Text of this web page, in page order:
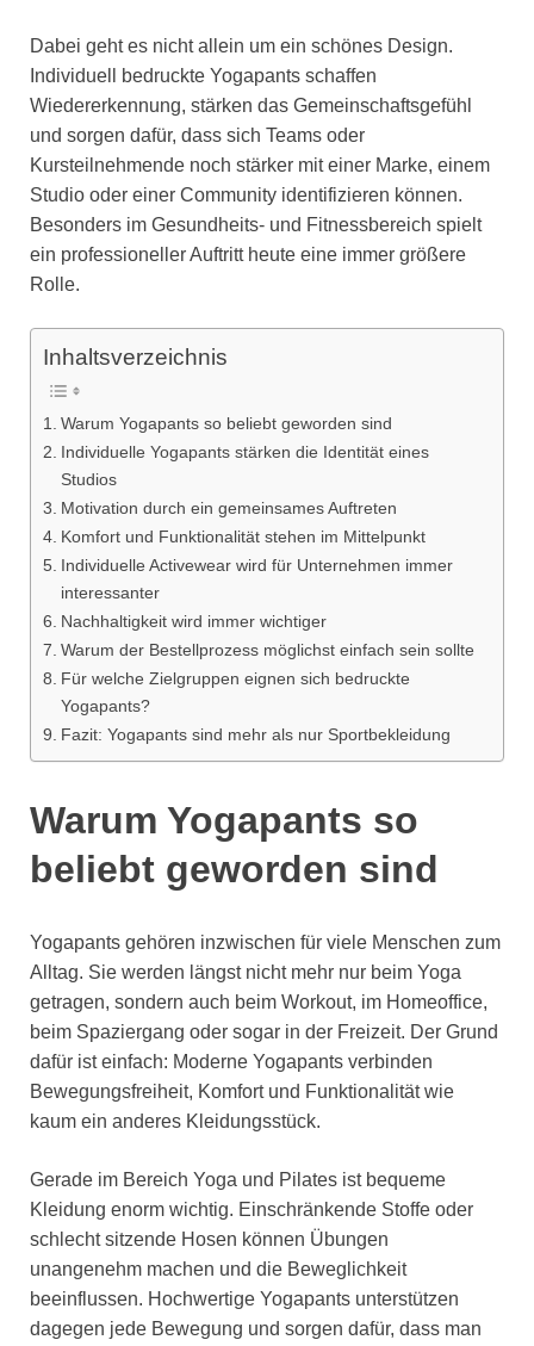
Dabei geht es nicht allein um ein schönes Design.
Individuell bedruckte Yogapants schaffen
Wiedererkennung, stärken das Gemeinschaftsgefühl
und sorgen dafür, dass sich Teams oder
Kursteilnehmende noch stärker mit einer Marke, einem
Studio oder einer Community identifizieren können.
Besonders im Gesundheits- und Fitnessbereich spielt
ein professioneller Auftritt heute eine immer größere
Rolle.
Inhaltsverzeichnis
Warum Yogapants so beliebt geworden sind
Individuelle Yogapants stärken die Identität eines
Studios
Motivation durch ein gemeinsames Auftreten
Komfort und Funktionalität stehen im Mittelpunkt
Individuelle Activewear wird für Unternehmen immer
interessanter
Nachhaltigkeit wird immer wichtiger
Warum der Bestellprozess möglichst einfach sein sollte
Für welche Zielgruppen eignen sich bedruckte
Yogapants?
Fazit: Yogapants sind mehr als nur Sportbekleidung
Warum Yogapants so
beliebt geworden sind
Yogapants gehören inzwischen für viele Menschen zum
Alltag. Sie werden längst nicht mehr nur beim Yoga
getragen, sondern auch beim Workout, im Homeoffice,
beim Spaziergang oder sogar in der Freizeit. Der Grund
dafür ist einfach: Moderne Yogapants verbinden
Bewegungsfreiheit, Komfort und Funktionalität wie
kaum ein anderes Kleidungsstück.
Gerade im Bereich Yoga und Pilates ist bequeme
Kleidung enorm wichtig. Einschränkende Stoffe oder
schlecht sitzende Hosen können Übungen
unangenehm machen und die Beweglichkeit
beeinflussen. Hochwertige Yogapants unterstützen
dagegen jede Bewegung und sorgen dafür, dass man